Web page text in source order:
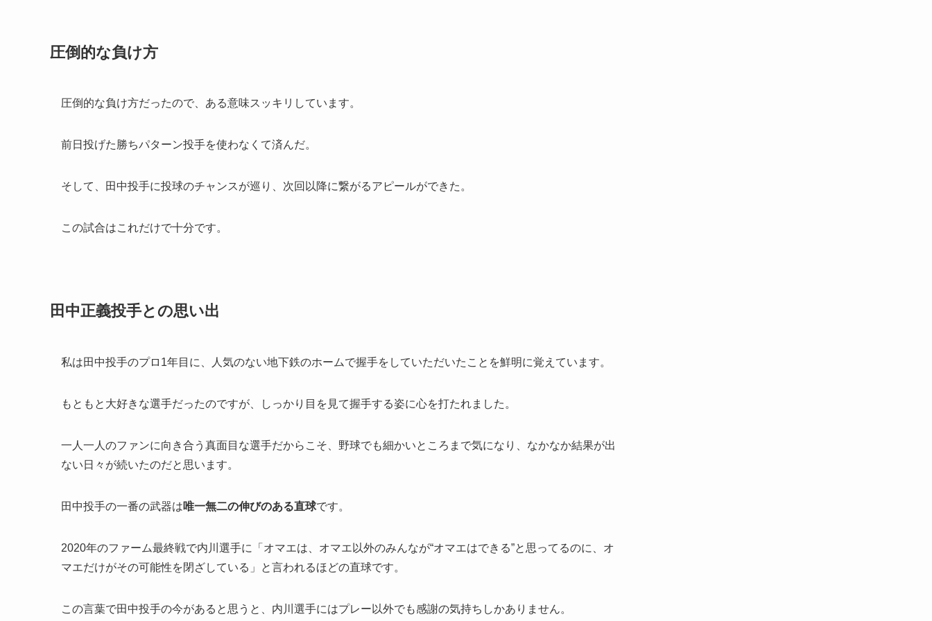
圧倒的な負け方
圧倒的な負け方だったので、ある意味スッキリしています。
前日投げた勝ちパターン投手を使わなくて済んだ。
そして、田中投手に投球のチャンスが巡り、次回以降に繋がるアピールができた。
この試合はこれだけで十分です。
田中正義投手との思い出
私は田中投手のプロ1年目に、人気のない地下鉄のホームで握手をしていただいたことを鮮明に覚えています。
もともと大好きな選手だったのですが、しっかり目を見て握手する姿に心を打たれました。
一人一人のファンに向き合う真面目な選手だからこそ、野球でも細かいところまで気になり、なかなか結果が出
ない日々が続いたのだと思います。
田中投手の一番の武器は唯一無二の伸びのある直球です。
2020年のファーム最終戦で内川選手に「オマエは、オマエ以外のみんなが“オマエはできる”と思ってるのに、オ
マエだけがその可能性を閉ざしている」と言われるほどの直球です。
この言葉で田中投手の今があると思うと、内川選手にはプレー以外でも感謝の気持ちしかありません。